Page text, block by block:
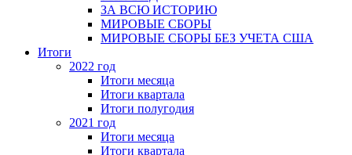
ЗА ВСЮ ИСТОРИЮ
МИРОВЫЕ СБОРЫ
МИРОВЫЕ СБОРЫ БЕЗ УЧЕТА США
Итоги
2022 год
Итоги месяца
Итоги квартала
Итоги полугодия
2021 год
Итоги месяца
Итоги квартала